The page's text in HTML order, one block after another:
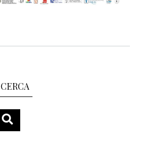
CERCA
SEARCH